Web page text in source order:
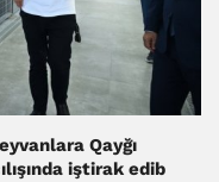
Qayğı
iştirak edib